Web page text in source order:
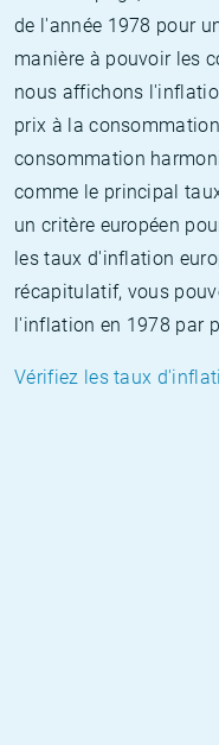
de l'année 1978 pour
manière à pouvoir les
nous affichons
prix à la
consommation
comme le principal
un critère européen
les taux d'inflation
récapitulatif, vous
l'inflation en 1978 par
Vérifiez les taux